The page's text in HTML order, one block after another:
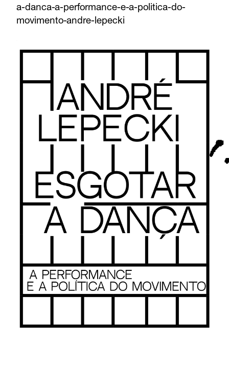
a-danca-a-performance-e-a-politica-do-
movimento-andre-lepecki